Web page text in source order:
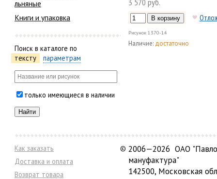
льняные
Книги и упаковка
Поиск в каталоге по
тексту
параметрам
только имеющиеся в наличии
Рисунок 1370-14
Наличие: достаточно
Как заказать
Доставка и оплата
Возврат товара
© 2006—2026 ОАО
мануфактура"
142500, Московская